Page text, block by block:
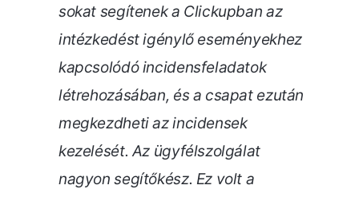
sokat segítenek a Clickupban az
intézkedést igénylő eseményekhez
kapcsolódó incidensfeladatok
létrehozásában, és a csapat ezután
megkezdheti az incidensek
kezelését. Az ügyfélszolgálat
nagyon segítőkész. Ez volt a